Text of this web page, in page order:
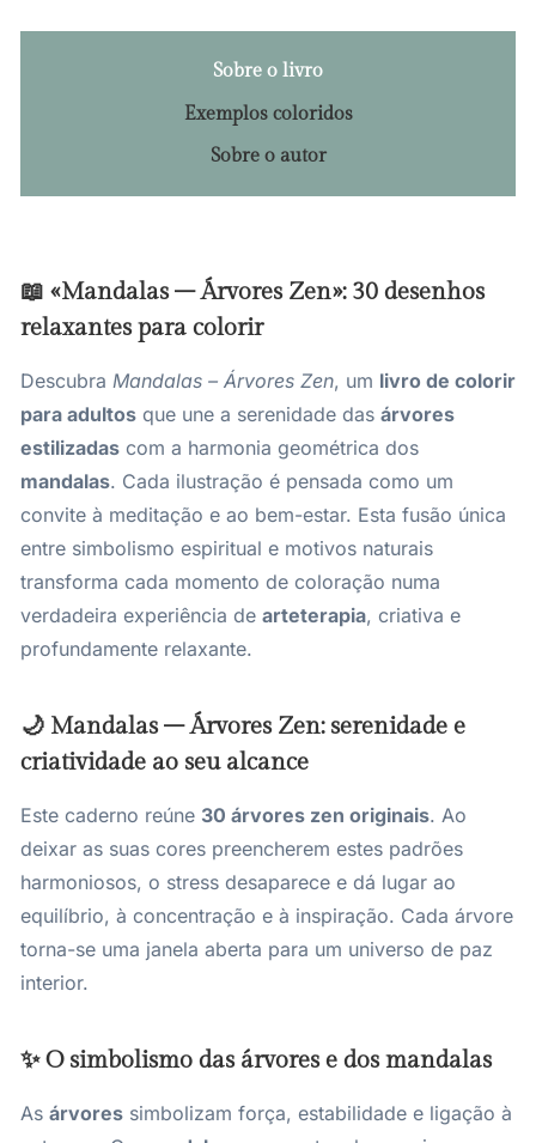
Sobre o livro
Exemplos coloridos
Sobre o autor
📖 «Mandalas – Árvores Zen»: 30 desenhos
relaxantes para colorir
Descubra Mandalas – Árvores Zen, um livro de colorir
para adultos que une a serenidade das árvores
estilizadas com a harmonia geométrica dos
mandalas. Cada ilustração é pensada como um
convite à meditação e ao bem-estar. Esta fusão única
entre simbolismo espiritual e motivos naturais
transforma cada momento de coloração numa
verdadeira experiência de arteterapia, criativa e
profundamente relaxante.
🌙 Mandalas – Árvores Zen: serenidade e
criatividade ao seu alcance
Este caderno reúne 30 árvores zen originais. Ao
deixar as suas cores preencherem estes padrões
harmoniosos, o stress desaparece e dá lugar ao
equilíbrio, à concentração e à inspiração. Cada árvore
torna-se uma janela aberta para um universo de paz
interior.
✨ O simbolismo das árvores e dos mandalas
As árvores simbolizam força, estabilidade e ligação à